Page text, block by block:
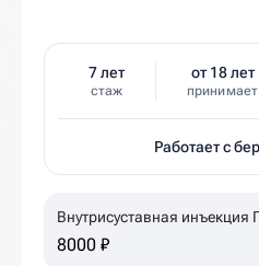
7 лет
стаж
от 18 лет
принимает
Работает с
Внутрисуставная инъекция
8000 ₽